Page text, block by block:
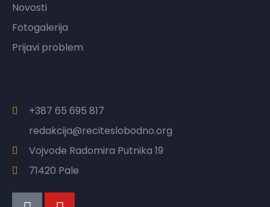
Novosti
Fotogalerija
Prijavi problem
+387 65 695 817
redakcija@reciteslobodno.org
Vojvode Radomira Putnika 19
71420 Pale